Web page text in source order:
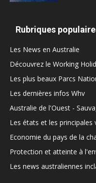
Rubriques
Les News en Australie
Découvrez le Working
Les plus beaux Parcs
Les dernières infos Whv
Australie de l'Ouest -
Les états et les principales
Economie du pays de la
Protection et atteinte à
Les news australiennes